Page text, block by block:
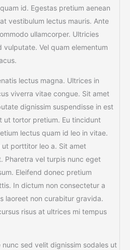
id. Egestas pretium aenean
vestibulum lectus mauris. Ante
ullamcorper. Ultricies
Vel quam elementum
lectus magna. Ultrices in
viverra vitae congue. Sit amet
dignissim suspendisse in est
ut tortor pretium. Eu tincidunt
lectus quam id leo in vitae.
ut porttitor leo a. Sit amet
Pharetra vel turpis nunc eget
Eleifend donec pretium
In dictum non consectetur a
laoreet non curabitur gravida.
risus at ultrices mi tempus
sed velit dignissim sodales ut